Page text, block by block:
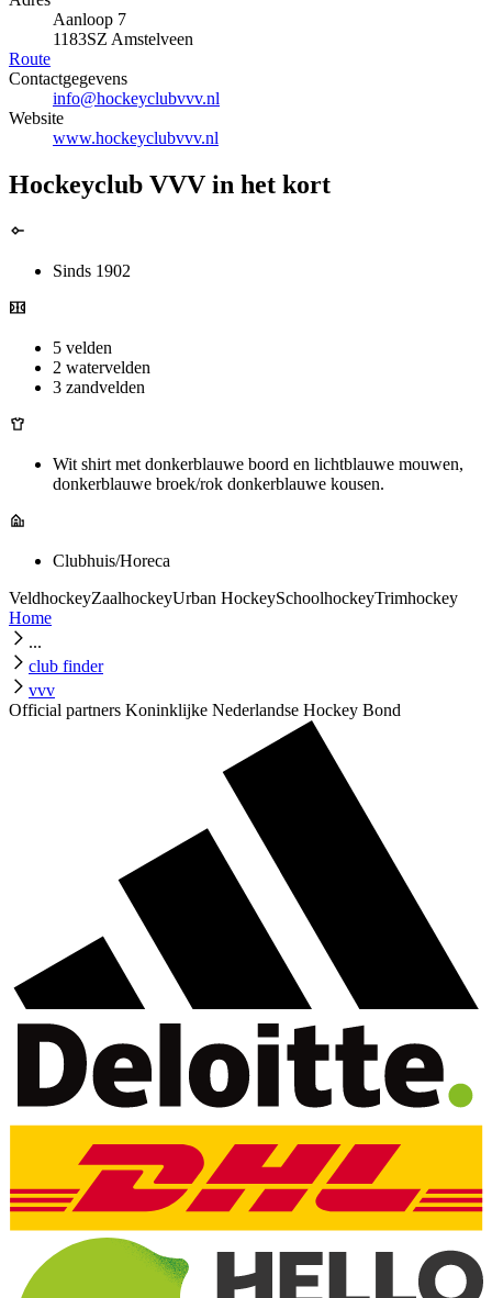
Aanloop 7
1183SZ Amstelveen
Route
Contactgegevens
info@hockeyclubvvv.nl
Website
www.hockeyclubvvv.nl
Hockeyclub VVV in het kort
Sinds 1902
5 velden
2 watervelden
3 zandvelden
Wit shirt met donkerblauwe boord en lichtblauwe mouwen,
donkerblauwe broek/rok donkerblauwe kousen.
Clubhuis/Horeca
VeldhockeyZaalhockeyUrban HockeySchoolhockeyTrimhockey
Home
...
club finder
vvv
Official partners Koninklijke Nederlandse Hockey Bond